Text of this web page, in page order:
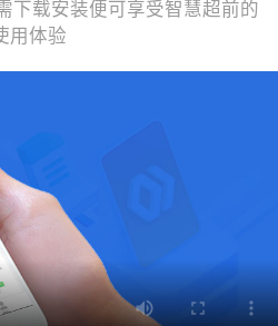
下载安装便可享受智慧超前的
用体验